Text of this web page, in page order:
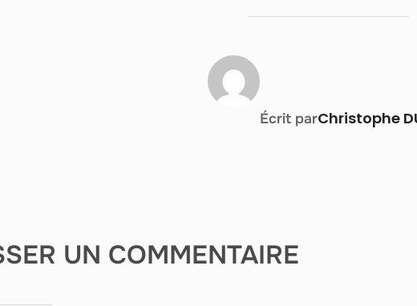
AUTEUR DE LA PUBLICATION
Écrit parChristophe
UN COMMENTAIRE